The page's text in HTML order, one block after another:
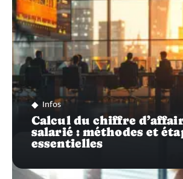
Infos
Calcul du chiffre
salarié : méthodes et
essentielles